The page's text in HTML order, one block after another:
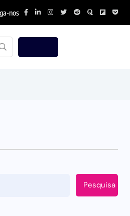
nos
Pesquisa